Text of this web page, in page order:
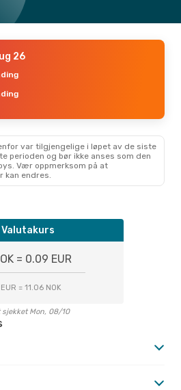
26
var tilgjengelige i løpet av de siste
perioden og bør ikke anses som den
Vær oppmerksom på at
kan endres.
Valutakurs
= 0.09 EUR
EUR = 11.06 NOK
sjekket Mon, 08/10